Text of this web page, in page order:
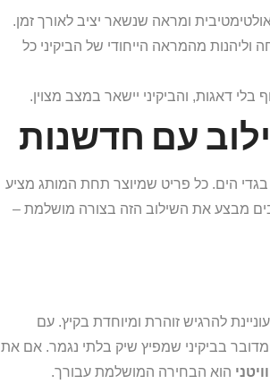
ומראה שנשאר יציב לאורך זמן.
וליהנות מהמראה הייחודי של הביקיני כל
דאגות, והביקיני יישאר במצב מצוין.
עם חדשנות
הים. כל פריט שמיוצר תחת המותג מציע
מבצע את השילוב הזה בצורה מושלמת –
להרגיש זוהרת ומיוחדת בקיץ. עם
בביקיני שמפיץ שיק בלתי נגמר. אם את
וויטני הוא הבחירה המושלמת עבורך.